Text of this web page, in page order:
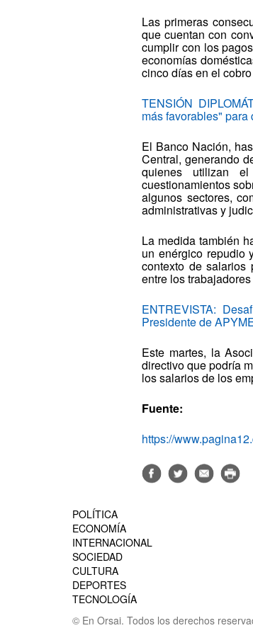
Las primeras
que cuentan con
cumplir con los
economías
cinco días en el
TENSIÓN
más favorables"
El Banco Nación,
Central, generando
quienes utilizan
cuestionamientos
algunos sectores,
administrativas y
La medida también
un enérgico repudio
contexto de salarios
entre los
ENTREVISTA:
Presidente de
Este martes, la
directivo que podría
los salarios de los
Fuente:
https://
POLÍTICA
ECONOMÍA
INTERNACIONAL
SOCIEDAD
CULTURA
DEPORTES
TECNOLOGÍA
© En Orsai. Todos los derechos